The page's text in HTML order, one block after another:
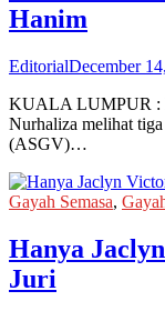
Hanim
EditorialDecember
KUALA LUMPUR :
Nurhaliza melihat
(ASGV)…
Gayah Semasa,
Hanya
Juri